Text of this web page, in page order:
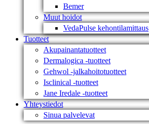
Bemer
Muut hoidot
VedaPulse kehontilamittaus
Tuotteet
Akupainantatuotteet
Dermalogica -tuotteet
Gehwol -jalkahoitotuotteet
Isclinical -tuotteet
Jane Iredale -tuotteet
Yhteystiedot
Sinua palvelevat